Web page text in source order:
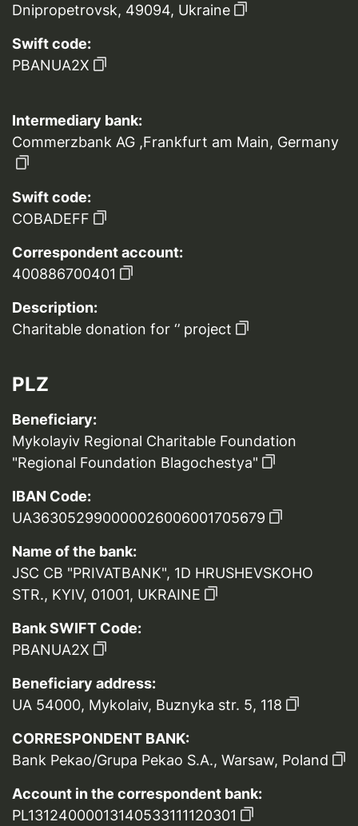
Dnipropetrovsk, 49094, Ukraine
Swift code:
PBANUA2X
Intermediary bank:
Commerzbank AG ,Frankfurt am Main, Germany
Swift code:
COBADEFF
Correspondent account:
400886700401
Description:
Charitable donation for ‘’ project
PLZ
Beneficiary:
Mykolayiv Regional Charitable Foundation
"Regional Foundation Blagochestya"
IBAN Code:
UA363052990000026006001705679
Name of the bank:
JSC CB "PRIVATBANK", 1D HRUSHEVSKOHO
STR., KYIV, 01001, UKRAINE
Bank SWIFT Code:
PBANUA2X
Beneficiary address:
UA 54000, Mykolaiv, Buznyka str. 5, 118
CORRESPONDENT BANK:
Bank Pekao/Grupa Pekao S.A., Warsaw, Poland
Account in the correspondent bank:
PL13124000013140533111120301